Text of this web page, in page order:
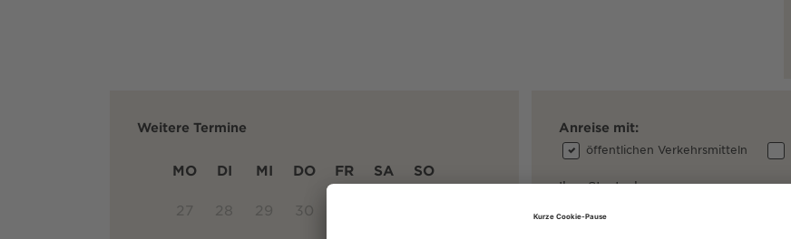
Weitere Termine
MO DI MI DO FR SA SO
27 28 29 30
Anreise mit:
öffentlichen Verkehrsmitteln
Ihre Startadresse